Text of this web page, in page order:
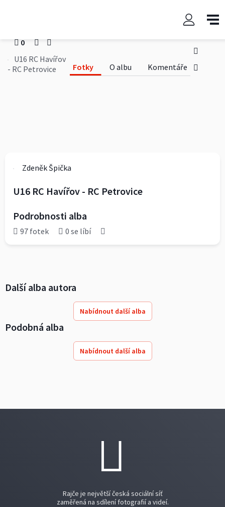
U16 RC Havířov - RC Petrovice
0
U16 RC Havířov
- RC Petrovice
Fotky O albu Komentáře
Zdeněk Špička
U16 RC Havířov - RC Petrovice
Podrobnosti alba
97 fotek 0 se líbí
Další alba autora
Nabídnout další alba
Podobná alba
Nabídnout další alba
Rajče je největší česká sociální síť
zaměřená na sdílení fotografií a videí.